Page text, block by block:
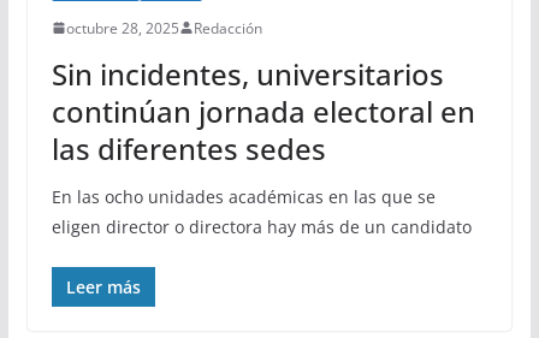
octubre 28, 2025 Redacción
Sin incidentes, universitarios
continúan jornada electoral en
las diferentes sedes
En las ocho unidades académicas en las que se
eligen director o directora hay más de un candidato
Leer más